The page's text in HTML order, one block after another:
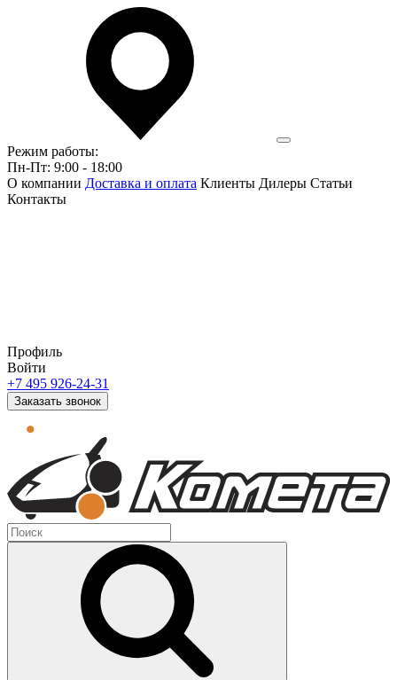
Режим работы:
Пн-Пт: 9:00 - 18:00
О компании Доставка и оплата Клиенты Дилеры Статьи
Контакты
Профиль
Войти
+7 495 926-24-31
Заказать звонок